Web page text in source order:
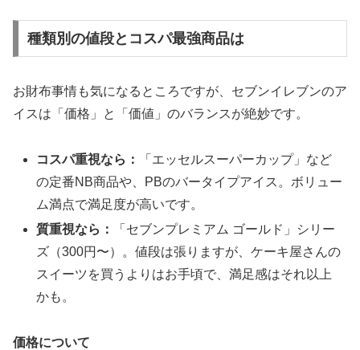
種類別の値段とコスパ最強商品は
お財布事情も気になるところですが、セブンイレブンのア
イスは「価格」と「価値」のバランスが絶妙です。
コスパ重視なら：
「エッセルスーパーカップ」など
の定番NB商品や、PBのバータイプアイス。ボリュー
ム満点で満足度が高いです。
質重視なら：
「セブンプレミアム ゴールド」シリー
ズ（300円〜）。値段は張りますが、ケーキ屋さんの
スイーツを買うよりはお手頃で、満足感はそれ以上
かも。
価格について